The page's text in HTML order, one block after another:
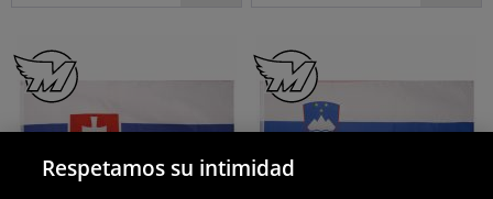
Respetamos su intimidad